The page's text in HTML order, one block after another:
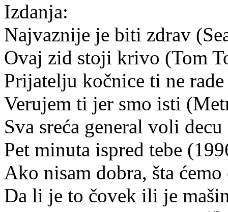
Izdanja:
Najvaznije je biti zdrav
Ovaj zid stoji krivo (Tom
Prijatelju kočnice ti ne
Verujem ti jer smo isti
Sva sreća general voli
Pet minuta ispred tebe
Ako nisam dobra, šta
Da li je to čovek ili je